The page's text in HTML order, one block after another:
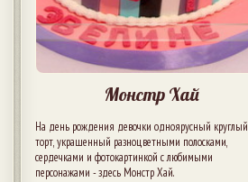
Монстр Хай
На день рождения девочки одноярусный круглый
торт, украшенный разноцветными полосками,
сердечками и фотокартинкой с любимыми
персонажами - здесь Монстр Хай.